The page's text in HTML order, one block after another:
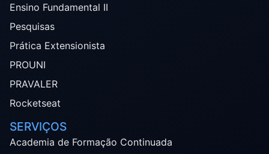
Ensino Fundamental II
Pesquisas
Prática Extensionista
PROUNI
PRAVALER
Rocketseat
SERVIÇOS
Academia de Formação Continuada